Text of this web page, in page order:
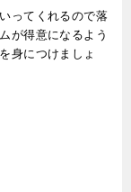
ってくれるので落
が得意になるよう
身につけましょ